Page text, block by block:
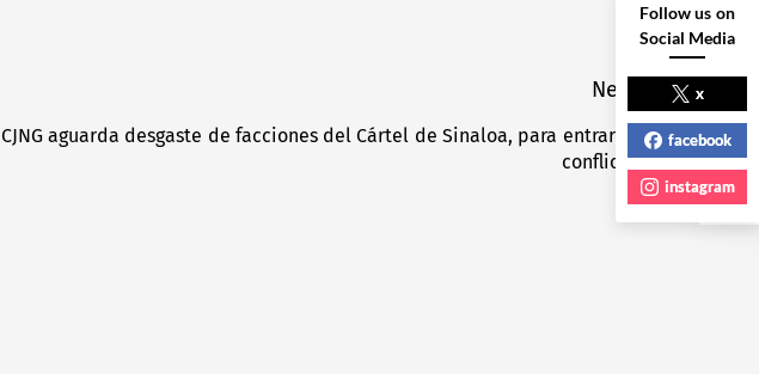
Next
Next
post:
CJNG aguarda desgaste de facciones del Cártel de Sinaloa, para entrar al
conflicto
NEXT POST
Follow us on
Social Media
x
facebook
instagram